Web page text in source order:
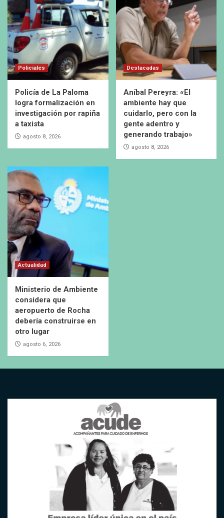
Policiales
Policía de La Paloma
logra formalización en
investigación por rapiña
a taxista
agosto 8, 2026
Destacadas
Aníbal Pereyra: «El
ambiente hay que
cuidarlo, pero con la
gente adentro y
generando trabajo»
agosto 8, 2026
Actualidad
Ministerio de Ambiente
considera que
aeropuerto de Rocha
debería construirse en
otro lugar
agosto 6, 2026